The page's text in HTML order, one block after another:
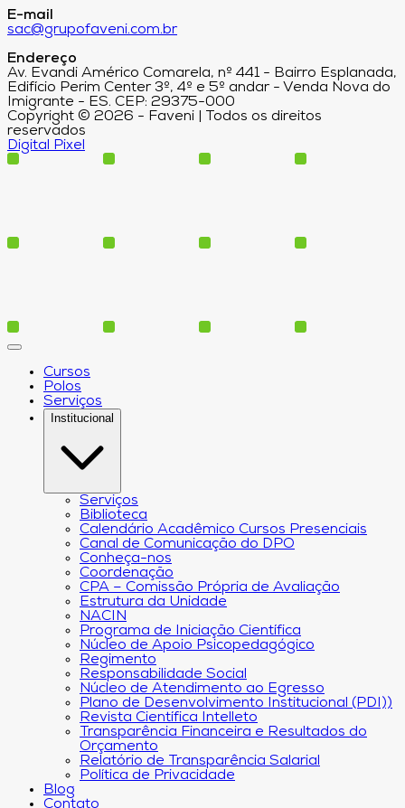
E-mail
sac@grupofaveni.com.br
Endereço
Av. Evandi Américo Comarela, nº 441 - Bairro Esplanada,
Edifício Perim Center 3º, 4º e 5º andar - Venda Nova do
Imigrante - ES. CEP: 29375-000
Copyright © 2026 - Faveni | Todos os direitos
reservados
Digital Pixel
Cursos
Polos
Serviços
Institucional
Serviços
Biblioteca
Calendário Acadêmico Cursos Presenciais
Canal de Comunicação do DPO
Conheça-nos
Coordenação
CPA – Comissão Própria de Avaliação
Estrutura da Unidade
NACIN
Programa de Iniciação Científica
Núcleo de Apoio Psicopedagógico
Regimento
Responsabilidade Social
Núcleo de Atendimento ao Egresso
Plano de Desenvolvimento Institucional (PDI))
Revista Científica Intelleto
Transparência Financeira e Resultados do
Orçamento
Relatório de Transparência Salarial
Política de Privacidade
Blog
Contato